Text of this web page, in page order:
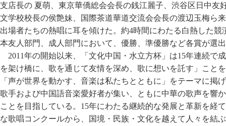
支店長の 夏萌、東京華僑総会会長の銭江麗子、渋谷区日中友
文学校校長の侯艶妹、国際茶道華道交流会会長の渡辺玉梅ら
出場者たちの熱唱に耳を傾けた。約4時間にわたる白熱した
本友人部門、成人部門において、優勝、準優勝など各賞が選
2011年の開始以来、「文化中国・水立方杯」は15年連続で
を架け橋に、歌を通じて友情を深め、歌に想いを託す」こと
「声が世界を動かす、音楽は私たちとともに」をテーマに掲
歌手および中国語音楽愛好者が集い、ともに中華の歌声を響
ことを目指している。15年にわたる継続的な発展と革新を経
な歌唱コンクールから、国境・民族・文化を越えて人々を結